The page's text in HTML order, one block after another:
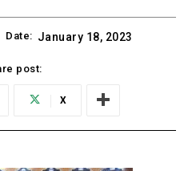
Date: January 18, 2023
post:
X